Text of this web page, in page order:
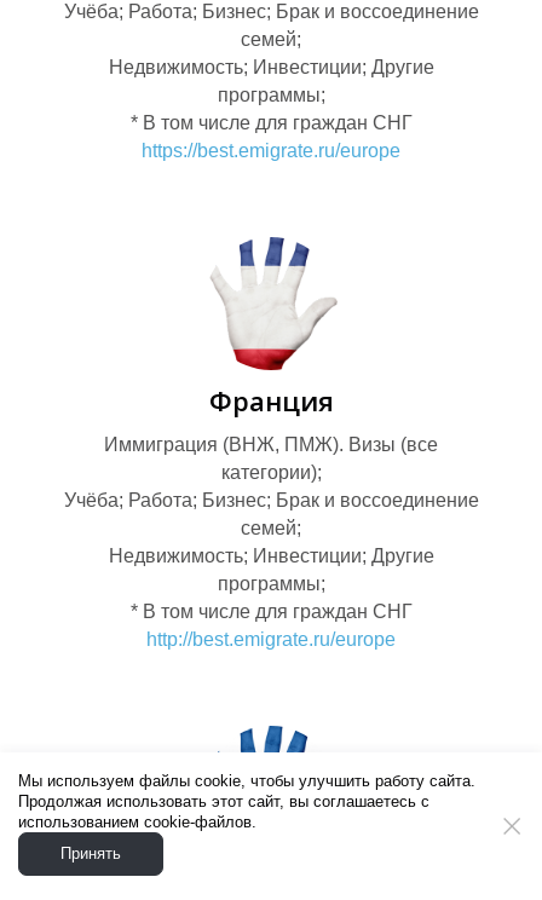
М
Н
Учёба; Работа; Бизнес; Брак и воссоединение
семей;
Недвижимость; Инвестиции; Другие
программы;
* В том числе для граждан СНГ
https://best.emigrate.ru/europe
Франция
Иммиграция (ВНЖ, ПМЖ). Визы (все
категории);
Учёба; Работа; Бизнес; Брак и воссоединение
семей;
Недвижимость; Инвестиции; Другие
программы;
* В том числе для граждан СНГ
http://best.emigrate.ru/europe
Мы используем файлы cookie, чтобы улучшить работу сайта.
Продолжая использовать этот сайт, вы соглашаетесь с
использованием cookie-файлов.
Принять